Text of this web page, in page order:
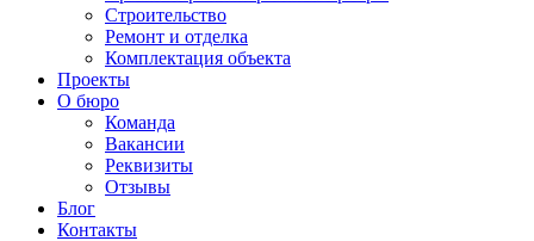
Строительство
Ремонт и отделка
Комплектация объекта
Проекты
О бюро
Команда
Вакансии
Реквизиты
Отзывы
Блог
Контакты